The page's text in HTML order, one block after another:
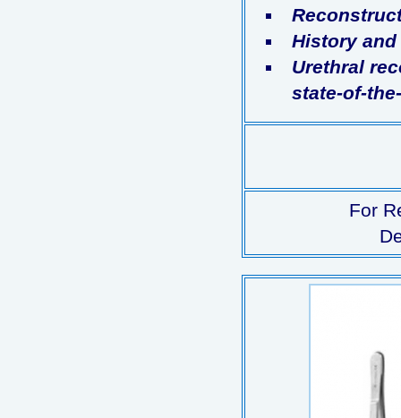
History
Urethral
state-of-
For